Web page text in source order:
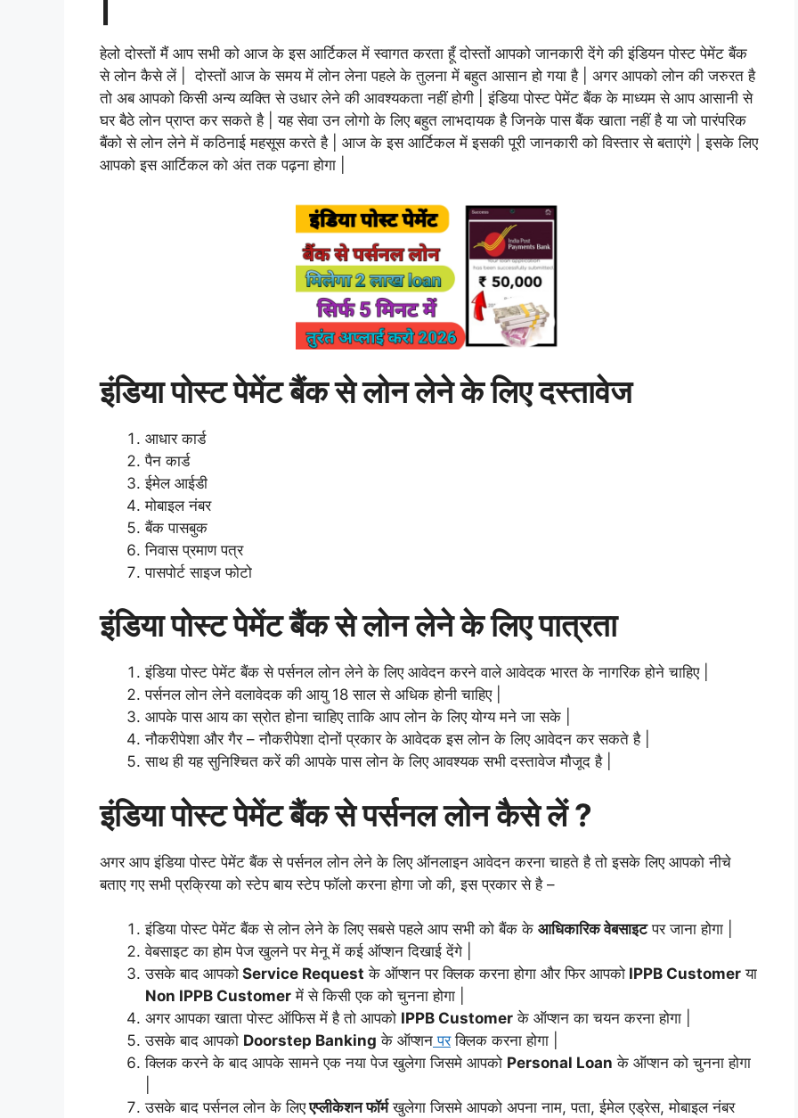
हेलो दोस्तों मैं आप सभी को आज के इस आर्टिकल में स्वागत करता हूँ दोस्तों आपको जानकारी देंगे की इंडियन पोस्ट पेमेंट बैंक
से लोन कैसे लें | दोस्तों आज के समय में लोन लेना पहले के तुलना में बहुत आसान हो गया है | अगर आपको लोन की जरुरत है
तो अब आपको किसी अन्य व्यक्ति से उधार लेने की आवश्यकता नहीं होगी | इंडिया पोस्ट पेमेंट बैंक के माध्यम से आप आसानी से
घर बैठे लोन प्राप्त कर सकते है | यह सेवा उन लोगो के लिए बहुत लाभदायक है जिनके पास बैंक खाता नहीं है या जो पारंपरिक
बैंको से लोन लेने में कठिनाई महसूस करते है | आज के इस आर्टिकल में इसकी पूरी जानकारी को विस्तार से बताएंगे | इसके लिए
आपको इस आर्टिकल को अंत तक पढ़ना होगा |
इंडिया पोस्ट पेमेंट बैंक से लोन लेने के लिए दस्तावेज
आधार कार्ड
पैन कार्ड
ईमेल आईडी
मोबाइल नंबर
बैंक पासबुक
निवास प्रमाण पत्र
पासपोर्ट साइज फोटो
इंडिया पोस्ट पेमेंट बैंक से लोन लेने के लिए पात्रता
इंडिया पोस्ट पेमेंट बैंक से पर्सनल लोन लेने के लिए आवेदन करने वाले आवेदक भारत के नागरिक होने चाहिए |
पर्सनल लोन लेने वलावेदक की आयु 18 साल से अधिक होनी चाहिए |
आपके पास आय का स्रोत होना चाहिए ताकि आप लोन के लिए योग्य मने जा सके |
नौकरीपेशा और गैर – नौकरीपेशा दोनों प्रकार के आवेदक इस लोन के लिए आवेदन कर सकते है |
साथ ही यह सुनिश्चित करें की आपके पास लोन के लिए आवश्यक सभी दस्तावेज मौजूद है |
इंडिया पोस्ट पेमेंट बैंक से पर्सनल लोन कैसे लें ?
अगर आप इंडिया पोस्ट पेमेंट बैंक से पर्सनल लोन लेने के लिए ऑनलाइन आवेदन करना चाहते है तो इसके लिए आपको नीचे
बताए गए सभी प्रक्रिया को स्टेप बाय स्टेप फॉलो करना होगा जो की, इस प्रकार से है –
इंडिया पोस्ट पेमेंट बैंक से लोन लेने के लिए सबसे पहले आप सभी को बैंक के आधिकारिक वेबसाइटपर जाना होगा |
वेबसाइट का होम पेज खुलने पर मेनू में कई ऑप्शन दिखाई देंगे |
उसके बाद आपको Service Request के ऑप्शन पर क्लिक करना होगा और फिर आपको IPPB Customer या
Non IPPB Customer में से किसी एक को चुनना होगा |
अगर आपका खाता पोस्ट ऑफिस में है तो आपको IPPB Customer के ऑप्शन का चयन करना होगा |
उसके बाद आपको Doorstep Banking के ऑप्शन परक्लिक करना होगा |
क्लिक करने के बाद आपके सामने एक नया पेज खुलेगा जिसमे आपको Personal Loan के ऑप्शन को चुनना होगा
उसके बाद पर्सनल लोन के लिएएप्लीकेशन फॉर्मखुलेगा जिसमे आपको अपना नाम, पता, ईमेल एड्रेस, मोबाइल नंबर